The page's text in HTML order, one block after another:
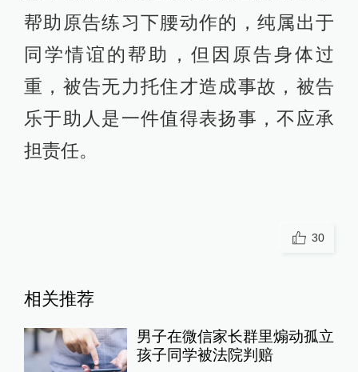
帮助原告练习下腰动作的，纯属出于
同学情谊的帮助，但因原告身体过
重，被告无力托住才造成事故，被告
乐于助人是一件值得表扬事，不应承
担责任。
30
相关推荐
男子在微信家长群里煽动孤立
孩子同学被法院判赔